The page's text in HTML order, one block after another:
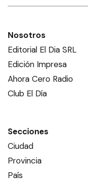
Nosotros
Editorial El Dia SRL
Edición Impresa
Ahora Cero Radio
Club El Día
Secciones
Ciudad
Provincia
País